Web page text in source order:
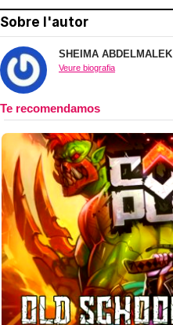
Sobre l'autor
SHEIMA ABDELMALEK
Veure biografia